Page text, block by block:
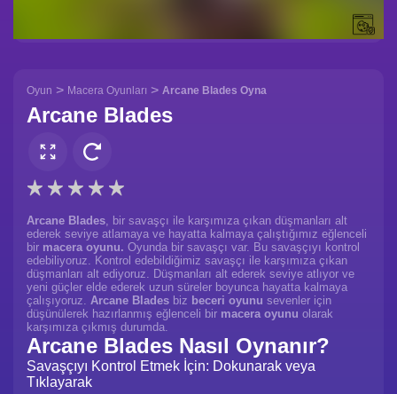
Oyun > Macera Oyunları > Arcane Blades Oyna
Arcane Blades
Arcane Blades, bir savaşçı ile karşımıza çıkan düşmanları alt
ederek seviye atlamaya ve hayatta kalmaya çalıştığımız eğlenceli
bir macera oyunu. Oyunda bir savaşçı var. Bu savaşçıyı kontrol
edebiliyoruz. Kontrol edebildiğimiz savaşçı ile karşımıza çıkan
düşmanları alt ediyoruz. Düşmanları alt ederek seviye atlıyor ve
yeni güçler elde ederek uzun süreler boyunca hayatta kalmaya
çalışıyoruz. Arcane Blades biz beceri oyunu sevenler için
düşünülerek hazırlanmış eğlenceli bir macera oyunu olarak
karşımıza çıkmış durumda.
Arcane Blades Nasıl Oynanır?
Savaşçıyı Kontrol Etmek İçin: Dokunarak veya
Tıklayarak